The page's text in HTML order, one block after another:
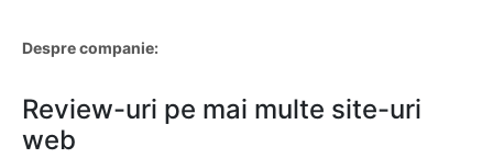
Despre companie:
Review-uri pe mai multe site-uri
web